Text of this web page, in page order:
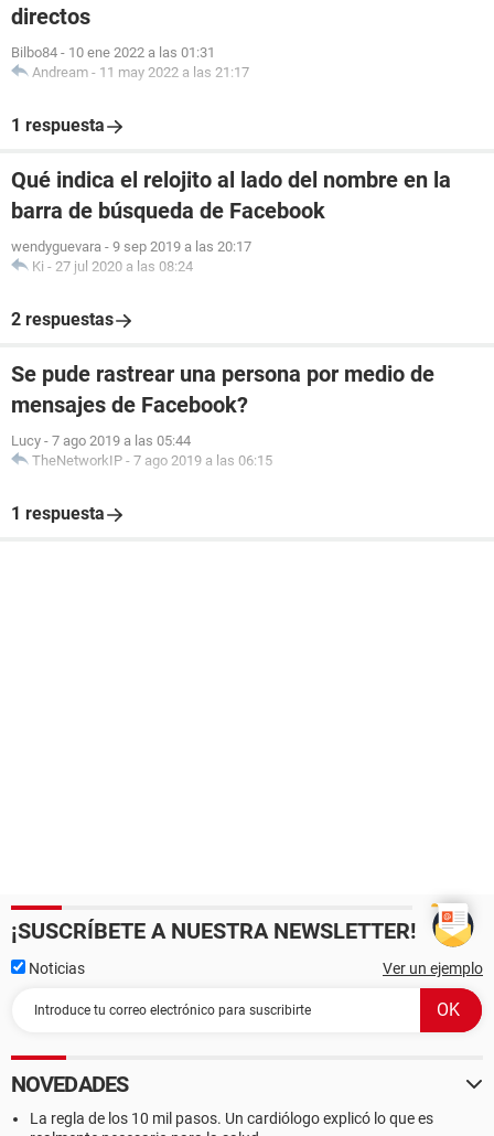
directos
Bilbo84 - 10 ene 2022 a las 01:31
Andream - 11 may 2022 a las 21:17
1 respuesta
Qué indica el relojito al lado del nombre en la
barra de búsqueda de Facebook
wendyguevara - 9 sep 2019 a las 20:17
Ki - 27 jul 2020 a las 08:24
2 respuestas
Se pude rastrear una persona por medio de
mensajes de Facebook?
Lucy - 7 ago 2019 a las 05:44
TheNetworkIP - 7 ago 2019 a las 06:15
1 respuesta
¡SUSCRÍBETE A NUESTRA NEWSLETTER!
Noticias Ver un ejemplo
NOVEDADES
La regla de los 10 mil pasos. Un cardiólogo explicó lo que es